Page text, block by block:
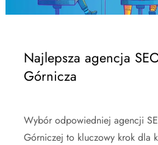
Najlepsza agencja
Górnicza
Wybór odpowiedniej agencji
Górniczej to kluczowy krok dla